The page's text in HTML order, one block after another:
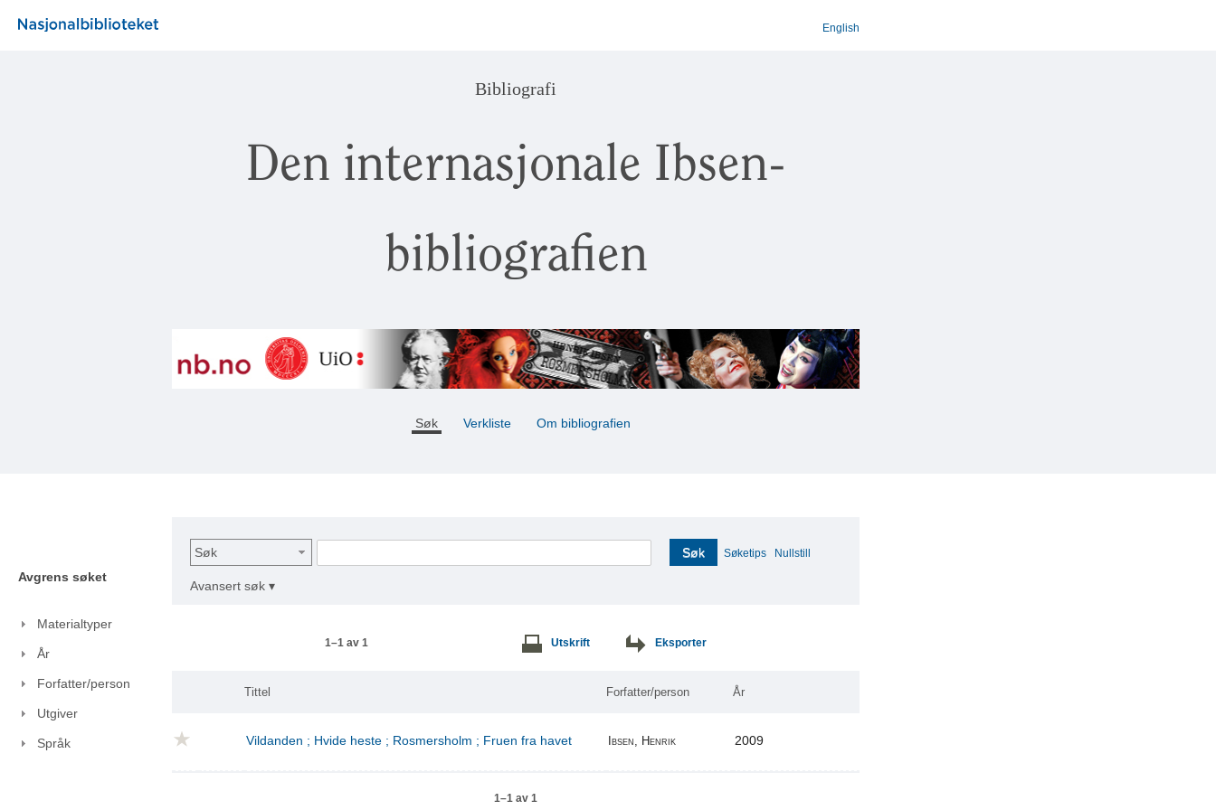
English
Bibliografi
Den internasjonale Ibsen-
bibliografien
Søk Verkliste Om bibliografien
Avgrens søket
Materialtyper
År
Forfatter/person
Utgiver
Språk
Søk Søk Søketips Nullstill
Avansert søk ▾
1–1 av 1 Utskrift Eksporter
Tittel Forfatter/person År
Vildanden ; Hvide heste ; Rosmersholm ; Fruen fra havet Ibsen, Henrik 2009
1–1 av 1